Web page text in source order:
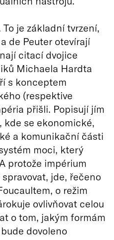
je základní tvrzení,
de Peuter otevírají
citací dvojice
Michaela Hardta
s konceptem
(respektive
přišli. Popisují jím
kde se ekonomické,
a komunikační části
moci, který
protože impérium
jde, řečeno
o režim
ovlivňovat celou
o tom, jakým formám
dovoleno